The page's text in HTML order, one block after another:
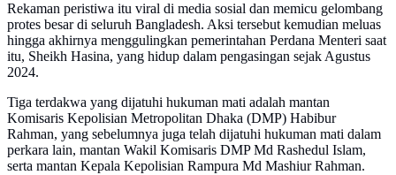
Rekaman peristiwa itu viral di media sosial dan memicu gelombang
protes besar di seluruh Bangladesh. Aksi tersebut kemudian meluas
hingga akhirnya menggulingkan pemerintahan Perdana Menteri saat
itu, Sheikh Hasina, yang hidup dalam pengasingan sejak Agustus
2024.
Tiga terdakwa yang dijatuhi hukuman mati adalah mantan
Komisaris Kepolisian Metropolitan Dhaka (DMP) Habibur
Rahman, yang sebelumnya juga telah dijatuhi hukuman mati dalam
perkara lain, mantan Wakil Komisaris DMP Md Rashedul Islam,
serta mantan Kepala Kepolisian Rampura Md Mashiur Rahman.